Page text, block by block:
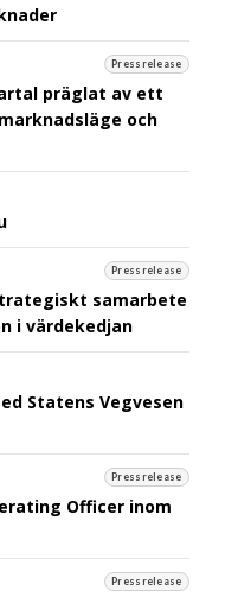
Pressrelease
präglat av ett
och
Pressrelease
samarbete
i värdekedjan
Statens Vegvesen
Pressrelease
Officer inom
Pressrelease